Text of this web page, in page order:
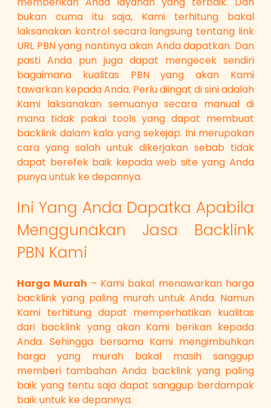
bukan cuma itu saja, Kami terhitung bakal
laksanakan kontrol secara langsung tentang link
URL PBN yang nantinya akan Anda dapatkan. Dan
pasti Anda pun juga dapat mengecek sendiri
bagaimana kualitas PBN yang akan Kami
tawarkan kepada Anda. Perlu diingat di sini adalah
Kami laksanakan semuanya secara manual di
mana tidak pakai tools yang dapat membuat
backlink dalam kala yang sekejap. Ini merupakan
cara yang salah untuk dikerjakan sebab tidak
dapat berefek baik kepada web site yang Anda
punya untuk ke depannya.
Ini Yang Anda Dapatka Apabila
Menggunakan Jasa Backlink
PBN Kami
Harga Murah – Kami bakal menawarkan harga
backlink yang paling murah untuk Anda. Namun
Kami terhitung dapat memperhatikan kualitas
dari backlink yang akan Kami berikan kepada
Anda. Sehingga bersama Kami mengimbuhkan
harga yang murah bakal masih sanggup
memberi tambahan Anda backlink yang paling
baik yang tentu saja dapat sanggup berdampak
baik untuk ke depannya.